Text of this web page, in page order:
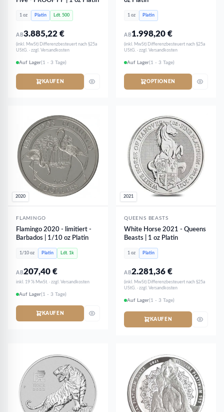
1 oz Platin Ldt. 500
AB3.885,22€
(inkl. MwSt) Differenzbesteuert nach §25a
UStG. · zzgl. Versandkosten
Auf Lager(1 - 3 Tage)
KAUFEN
1 oz Platin
AB 1.998,20€
(inkl. MwSt) Differenzbesteuert nach §25a
UStG. · zzgl. Versandkosten
Auf Lager(1 - 3 Tage)
OPTIONEN
2020
FLAMINGO
Flamingo 2020 - limitiert -
Barbados | 1/10 oz Platin
1/10 oz Platin Ldt. 1k
AB207,40€
inkl. 19 % MwSt. · zzgl. Versandkosten
Auf Lager(1 - 3 Tage)
KAUFEN
2021
QUEENS BEASTS
White Horse 2021 - Queens
Beasts | 1 oz Platin
1 oz Platin
AB2.281,36€
(inkl. MwSt) Differenzbesteuert nach §25a
UStG. · zzgl. Versandkosten
Auf Lager(1 - 3 Tage)
KAUFEN